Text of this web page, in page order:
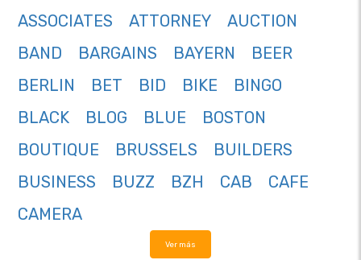
ASSOCIATES
ATTORNEY
AUCTION
BAND
BARGAINS BAYERN
BEER
BERLIN
BET BID BIKE
BINGO
BLACK
BLOG BLUE
BOSTON
BOUTIQUE
BRUSSELS
BUILDERS
BUSINESS
BUZZ BZH CAB
CAFE
CAMERA
Ver más